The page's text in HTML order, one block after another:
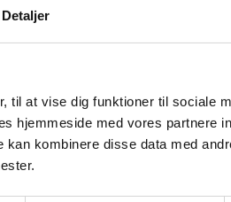
Detaljer
til at vise dig funktioner til sociale
hjemmeside med vores partnere
kombinere disse data med
du løfte let gods, kan en
en kapacitet på 1.500 kg. Det er
opgaver.
velegnede til at håndtere